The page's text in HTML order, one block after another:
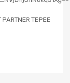
PARTNER TEPEE